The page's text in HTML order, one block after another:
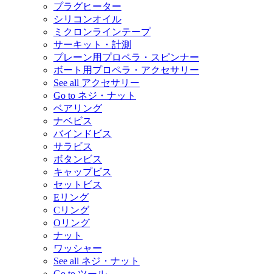
プラグヒーター
シリコンオイル
ミクロンラインテープ
サーキット・計測
プレーン用プロペラ・スピンナー
ボート用プロペラ・アクセサリー
See all アクセサリー
Go to ネジ・ナット
ベアリング
ナベビス
バインドビス
サラビス
ボタンビス
キャップビス
セットビス
Eリング
Cリング
Oリング
ナット
ワッシャー
See all ネジ・ナット